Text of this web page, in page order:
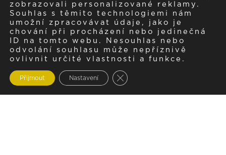
zobrazovali personalizované reklamy.
Souhlas s těmito technologiemi nám
umožní zpracovávat údaje, jako je
chování při procházení nebo jedinečná
ID na tomto webu. Nesouhlas nebo
odvolání souhlasu může nepříznivě
ovlivnit určité vlastnosti a funkce.
Přijmout Nastavení Zavřít cookie lištu GDPR